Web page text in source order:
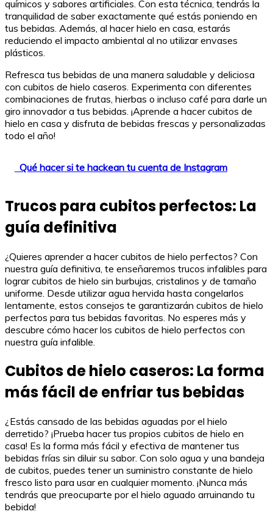
químicos y sabores artificiales. Con esta técnica, tendrás la
tranquilidad de saber exactamente qué estás poniendo en
tus bebidas. Además, al hacer hielo en casa, estarás
reduciendo el impacto ambiental al no utilizar envases
plásticos.
Refresca tus bebidas de una manera saludable y deliciosa
con cubitos de hielo caseros. Experimenta con diferentes
combinaciones de frutas, hierbas o incluso café para darle un
giro innovador a tus bebidas. ¡Aprende a hacer cubitos de
hielo en casa y disfruta de bebidas frescas y personalizadas
todo el año!
Qué hacer si te hackean tu cuenta de Instagram
Trucos para cubitos perfectos: La
guía definitiva
¿Quieres aprender a hacer cubitos de hielo perfectos? Con
nuestra guía definitiva, te enseñaremos trucos infalibles para
lograr cubitos de hielo sin burbujas, cristalinos y de tamaño
uniforme. Desde utilizar agua hervida hasta congelarlos
lentamente, estos consejos te garantizarán cubitos de hielo
perfectos para tus bebidas favoritas. No esperes más y
descubre cómo hacer los cubitos de hielo perfectos con
nuestra guía infalible.
Cubitos de hielo caseros: La forma
más fácil de enfriar tus bebidas
¿Estás cansado de las bebidas aguadas por el hielo
derretido? ¡Prueba hacer tus propios cubitos de hielo en
casa! Es la forma más fácil y efectiva de mantener tus
bebidas frías sin diluir su sabor. Con solo agua y una bandeja
de cubitos, puedes tener un suministro constante de hielo
fresco listo para usar en cualquier momento. ¡Nunca más
tendrás que preocuparte por el hielo aguado arruinando tu
bebida!